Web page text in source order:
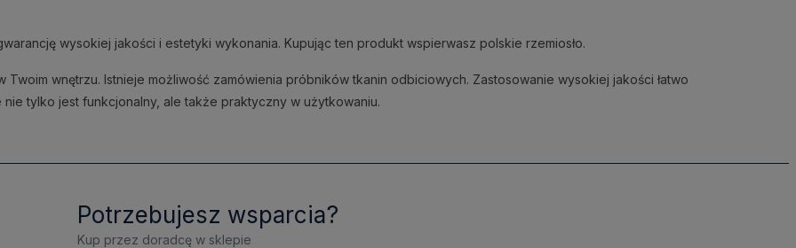
wysokiej jakości i estetyki wykonania. Kupując ten produkt wspierwasz polskie rzemiosło.
wnętrzu. Istnieje możliwość zamówienia próbników tkanin odbiciowych. Zastosowanie wysokiej jakości łatwo
tylko jest funkcjonalny, ale także praktyczny w użytkowaniu.
Potrzebujesz wsparcia?
Kup przez doradcę w sklepie